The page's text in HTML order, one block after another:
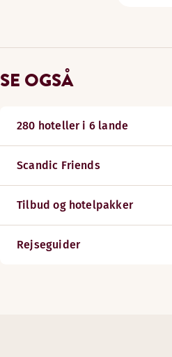
SE OGSÅ
280 hoteller i 6 lande
Scandic Friends
Tilbud og hotelpakker
Rejseguider